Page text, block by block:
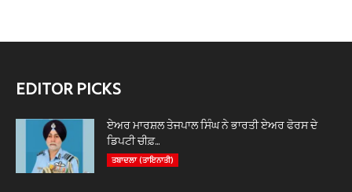
EDITOR PICKS
ਏਅਰ ਮਾਰਸ਼ਲ ਤੇਜਪਾਲ ਸਿੰਘ ਨੇ ਭਾਰਤੀ ਏਅਰ ਫੋਰਸ ਦੇ
ਡਿਪਟੀ ਚੀਫ਼...
ਤਬਾਦਲਾ (ਤਾਇਨਾਤੀ)